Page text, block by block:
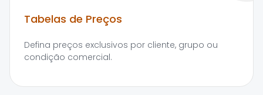
Tabelas de Preços
Defina preços exclusivos por cliente, grupo ou
condição comercial.